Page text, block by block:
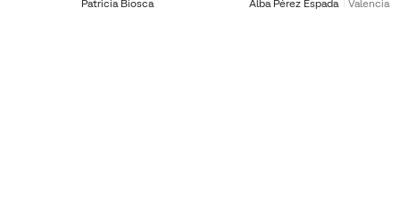
Patricia Biosca Alba Pérez Espada Valencia